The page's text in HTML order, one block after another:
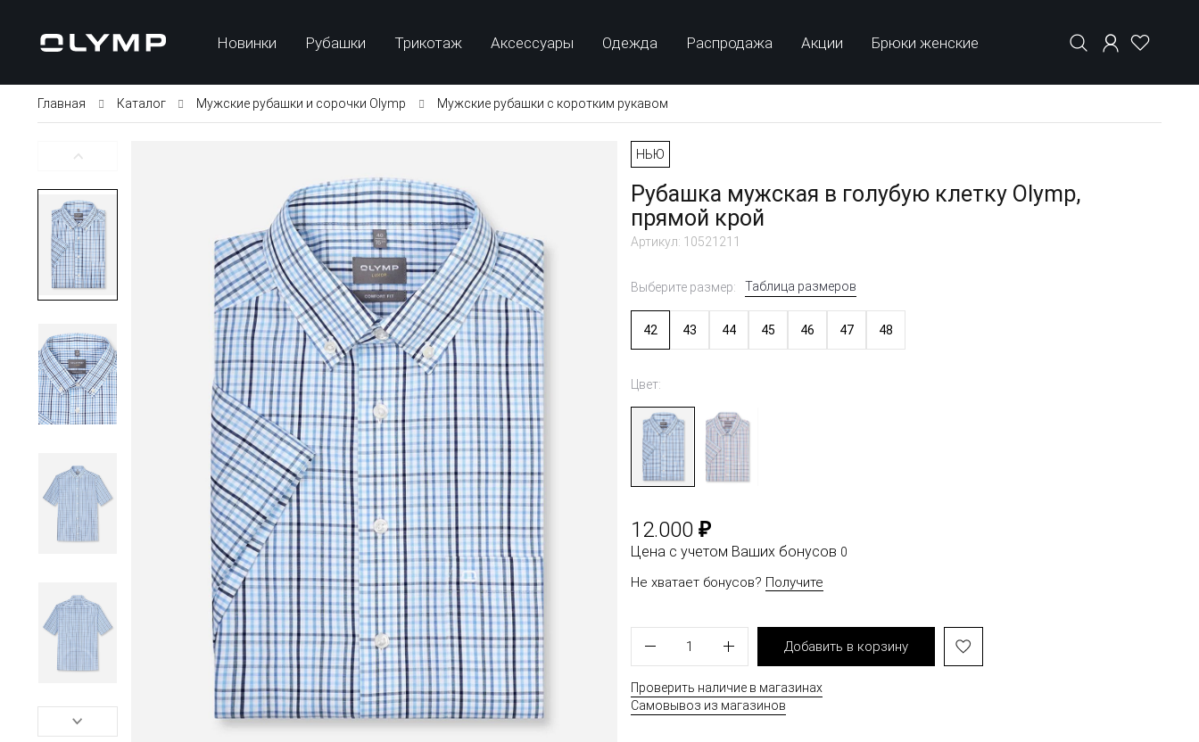
Новинки Рубашки Трикотаж Аксессуары Одежда Распродажа Акции Брюки женские
Главная Каталог Мужские рубашки и сорочки Olymp Мужские рубашки с коротким рукавом
НЬЮ
Рубашка мужская в голубую клетку Olymp,
прямой крой
Артикул: 10521211
Выберите размер: Таблица размеров
42 43 44 45 46 47 48
Цвет:
12.000 ₽
Цена с учетом Ваших бонусов 0
Не хватает бонусов? Получите
1 Добавить в корзину
Проверить наличие в магазинах
Самовывоз из магазинов